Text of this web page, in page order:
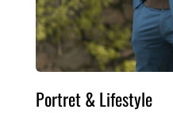
Portret & Lifestyle